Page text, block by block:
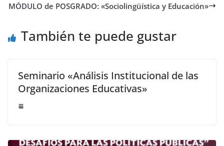
MÓDULO de POSGRADO: «Sociolingüística y Educación»
También te puede gustar
Seminario «Análisis Institucional de las
Organizaciones Educativas»